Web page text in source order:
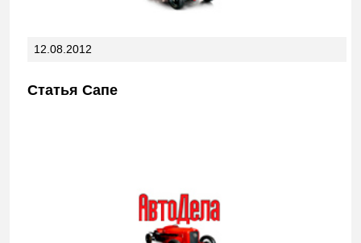
12.08.2012
Статья Сапе